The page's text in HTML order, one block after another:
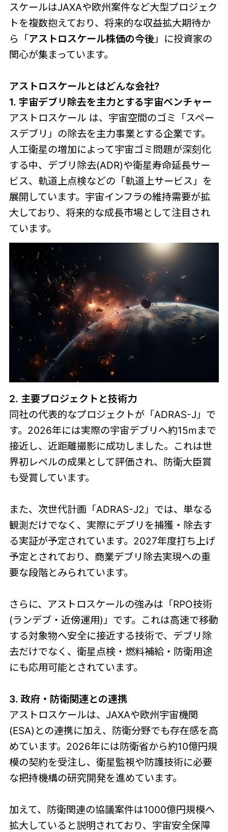
スケールはJAXAや欧州案件など大型プロジェク
トを複数抱えており、将来的な収益拡大期待か
ら「アストロスケール株価の今後」に投資家の
関心が集まっています。
アストロスケールとはどんな会社?
1. 宇宙デブリ除去を主力とする宇宙ベンチャー
アストロスケール は、宇宙空間のゴミ「スペー
スデブリ」の除去を主力事業とする企業です。
人工衛星の増加によって宇宙ゴミ問題が深刻化
する中、デブリ除去(ADR)や衛星寿命延長サー
ビス、軌道上点検などの「軌道上サービス」を
展開しています。宇宙インフラの維持需要が拡
大しており、将来的な成長市場として注目され
ています。
2. 主要プロジェクトと技術力
同社の代表的なプロジェクトが「ADRAS-J」で
す。2026年には実際の宇宙デブリへ約15mまで
接近し、近距離撮影に成功しました。これは世
界初レベルの成果として評価され、防衛大臣賞
も受賞しています。
また、次世代計画「ADRAS-J2」では、単なる
観測だけでなく、実際にデブリを捕獲・除去す
る実証が予定されています。2027年度打ち上げ
予定とされており、商業デブリ除去実現への重
要な段階とみられています。
さらに、アストロスケールの強みは「RPO技術
(ランデブ・近傍運用)」です。これは高速で移動
する対象物へ安全に接近する技術で、デブリ除
去だけでなく、衛星点検・燃料補給・防衛用途
にも応用可能とされています。
3. 政府・防衛関連との連携
アストロスケールは、JAXAや欧州宇宙機関
(ESA)との連携に加え、防衛分野でも存在感を高
めています。2026年には防衛省から約10億円規
模の契約を受注し、衛星監視や防護技術に必要
な把持機構の研究開発を進めています。
加えて、防衛関連の協議案件は1000億円規模へ
拡大していると説明されており、宇宙安全保障